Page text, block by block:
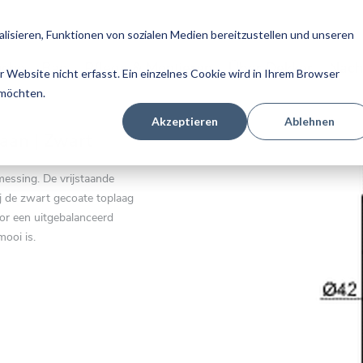
Funktionen von sozialen Medien bereitzustellen und unseren
nicht erfasst. Ein einzelnes Cookie wird in Ihrem Browser
Akzeptieren Ablehnen
Bad Pflege & Montieren Über Dekker
De vrijstaande
zwart gecoate toplaag
een uitgebalanceerd
is.
Zum
der